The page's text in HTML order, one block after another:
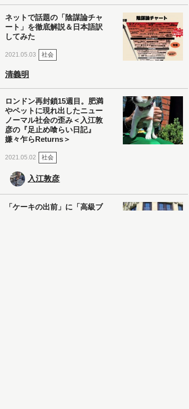
ネットで話題の「陰謀論チャ
ート」を徹底解説＆日本語訳
してみた
2021.05.03 社会
清義明
ロンドン再封鎖15週目。肥満
やペットに現れ出したニュー
ノーマル社会の歪み＜入江敦
彦の『足止め喰らい日記』
嫌々乍らReturns＞
2021.05.02 社会
入江敦彦
「ケーキの出前」に「高級ブ